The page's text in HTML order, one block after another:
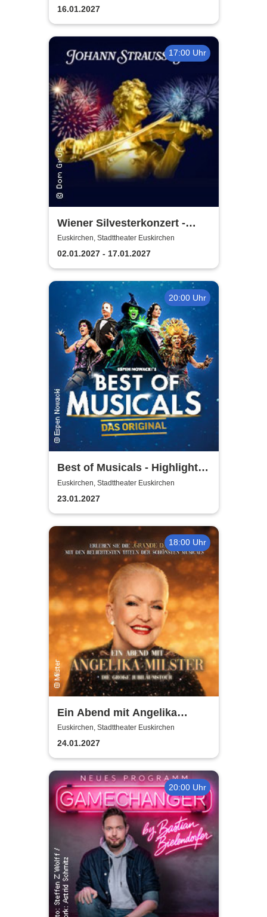
16.01.2027
17:00 Uhr
Wiener Silvesterkonzert -
Wiener Neujahrskonzert
Euskirchen, Stadttheater Euskirchen
02.01.2027 - 17.01.2027
20:00 Uhr
Best of Musicals - Highlights
aus über 20 Musicals
Euskirchen, Stadttheater Euskirchen
23.01.2027
18:00 Uhr
Ein Abend mit Angelika
Milster - Jubiläumstournee
2027
Euskirchen, Stadttheater Euskirchen
24.01.2027
20:00 Uhr